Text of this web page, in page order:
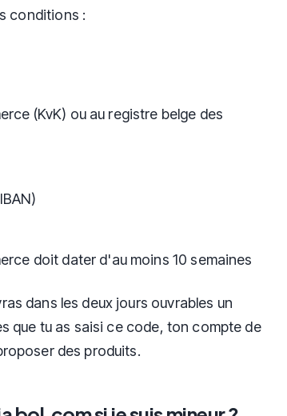
conditions :
(KvK) ou au registre belge des
doit dater d'au moins 10 semaines
dans les deux jours ouvrables un
que tu as saisi ce code, ton compte de
des produits.